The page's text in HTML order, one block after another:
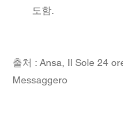
도함.
출처 : Ansa, Il Sole 24
Messaggero